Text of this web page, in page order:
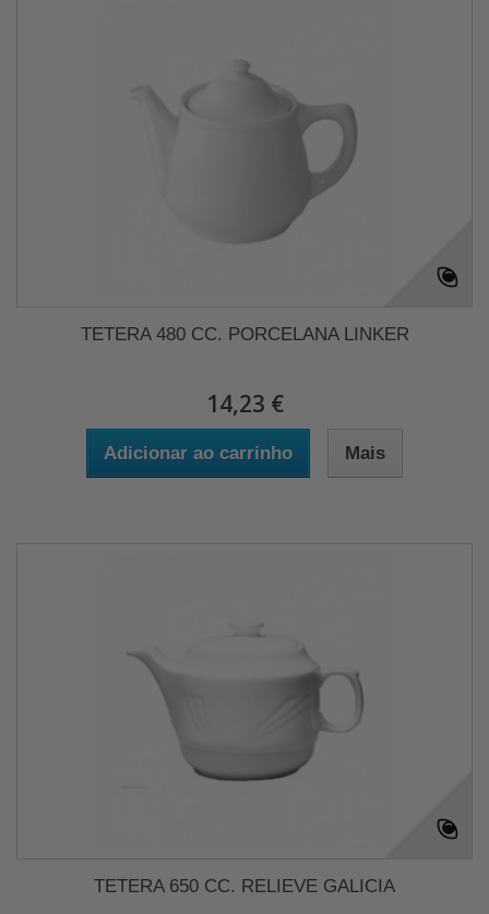
TETERA 480 CC. PORCELANA LINKER
14,23 €
Adicionar ao carrinho Mais
TETERA 650 CC. RELIEVE GALICIA